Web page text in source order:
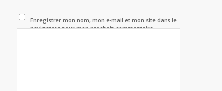
Enregistrer mon nom, mon e-mail et mon site dans le
navigateur pour mon prochain commentaire.